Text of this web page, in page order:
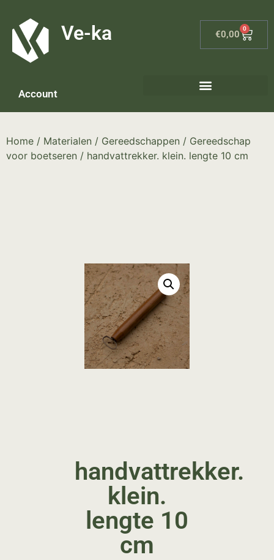
Ve-ka €0,00
0
Account
Home / Materialen / Gereedschappen / Gereedschap
voor boetseren / handvattrekker. klein. lengte 10 cm
handvattrekker.
klein.
lengte 10
cm